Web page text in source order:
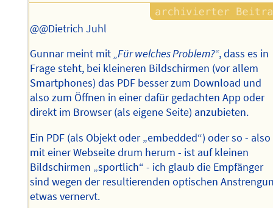
@@Dietrich Juhl
Gunnar meint mit„Für welches Problem?“, dass es in
Frage steht, bei kleineren Bildschirmen (vor allem
Smartphones) das PDF besser zum Download und
also zum Öffnen in einer dafür gedachten App oder
direkt im Browser (als eigene Seite) anzubieten.
Ein PDF (als Objekt oder „embedded“) oder so - also
mit einer Webseite drum herum - ist auf kleinen
Bildschirmen „sportlich“ - ich glaub die Empfänger
sind wegen der resultierenden optischen
etwas vernervt.